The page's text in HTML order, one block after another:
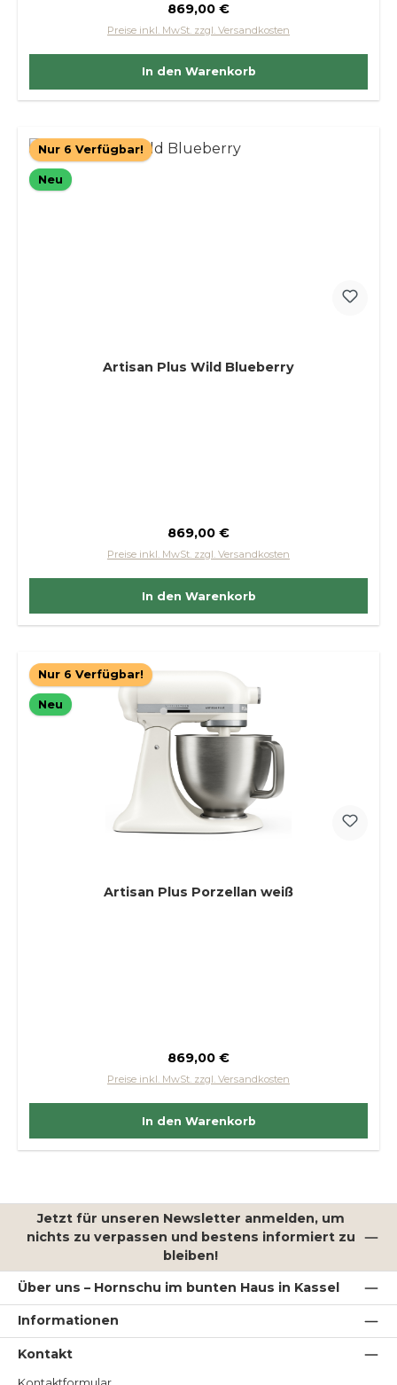
Regulärer Preis:
869,00 €
Preise inkl. MwSt. zzgl. Versandkosten
In den Warenkorb
Nur 6 Verfügbar!
Neu
Artisan Plus Wild Blueberry
Regulärer Preis:
869,00 €
Preise inkl. MwSt. zzgl. Versandkosten
In den Warenkorb
Nur 6 Verfügbar!
Neu
Artisan Plus Porzellan weiß
Regulärer Preis:
869,00 €
Preise inkl. MwSt. zzgl. Versandkosten
In den Warenkorb
Jetzt für unseren Newsletter anmelden, um
nichts zu verpassen und bestens informiert zu
bleiben!
Über uns – Hornschu im bunten Haus in Kassel
Informationen
Kontakt